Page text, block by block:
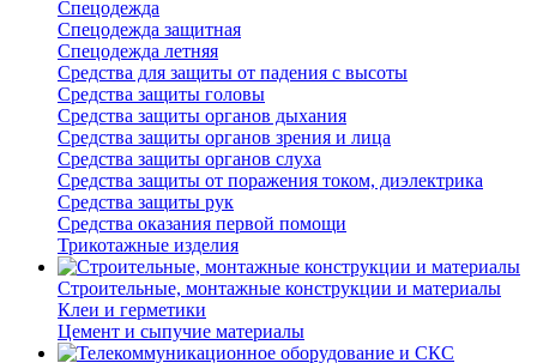
Спецодежда
Спецодежда защитная
Спецодежда летняя
Средства для защиты от падения с высоты
Средства защиты головы
Средства защиты органов дыхания
Средства защиты органов зрения и лица
Средства защиты органов слуха
Средства защиты от поражения током, диэлектрика
Средства защиты рук
Средства оказания первой помощи
Трикотажные изделия
Строительные, монтажные конструкции и материалы
Клеи и герметики
Цемент и сыпучие материалы